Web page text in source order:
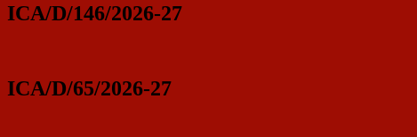
ICA/D/146/2026-27
ICA/D/65/2026-27